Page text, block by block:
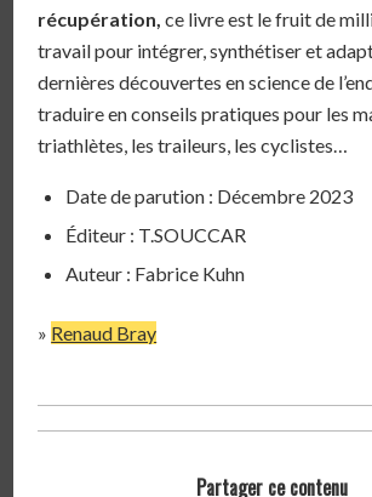
récupération, ce livre est le fruit de
travail pour intégrer, synthétiser et
dernières découvertes en science de
traduire en conseils pratiques pour les
triathlètes, les traileurs, les cyclistes…
Date de parution : Décembre 2023
Éditeur : T.SOUCCAR
Auteur : Fabrice Kuhn
» Renaud Bray
Partager ce contenu